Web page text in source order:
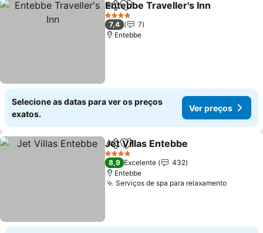
PartilharAdicionar aos favoritos
Entebbe Traveller's Inn
4 Estrelas
7,4
7
Entebbe
Selecione as datas para ver os preços
exatos.
Ver preços
PartilharAdicionar aos favoritos
Jet Villas Entebbe
4 Estrelas
8,9 Excelente
432
Entebbe
Serviços de spa para relaxamentoVer